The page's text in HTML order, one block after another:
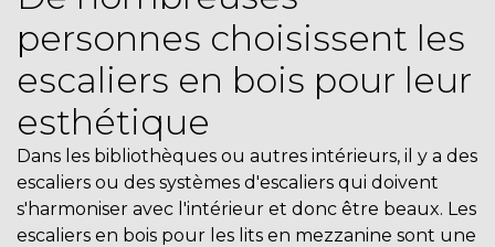
personnes choisissent les
escaliers en bois pour leur
esthétique
Dans les bibliothèques ou autres intérieurs, il y a des
escaliers ou des systèmes d'escaliers qui doivent
s'harmoniser avec l'intérieur et donc être beaux. Les
escaliers en bois pour les lits en mezzanine sont une